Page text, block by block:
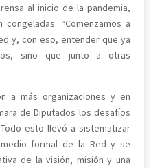
al inicio de la pandemia,
“Comenzamos a
y, con eso, entender que ya
sino que junto a otras
a más organizaciones y en
de Diputados los desafíos
esto llevó a sistematizar
formal de la Red y se
de la visión, misión y una